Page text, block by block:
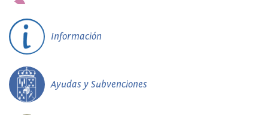
Información
Ayudas y Subvenciones